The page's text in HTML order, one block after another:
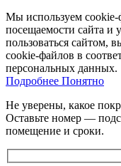
Мы используем cookie-
посещаемости сайта и
пользоваться сайтом,
cookie-файлов в
персональных данных.
Подробнее Подробнее
Понятно
Не уверены, какое
Оставьте номер —
помещение и сроки.